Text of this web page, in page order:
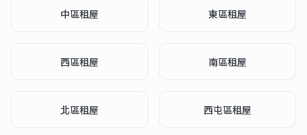
中區租屋 東區租屋
西區租屋 南區租屋
北區租屋 西屯區租屋